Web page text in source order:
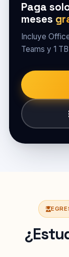
Paga
meses
Incluye
Teams y 1